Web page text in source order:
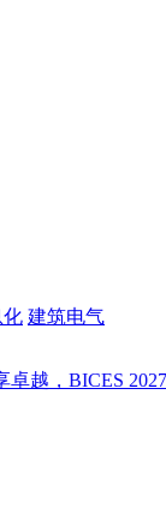
化 建筑电气
BICES 2027新